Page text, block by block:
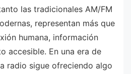
las tradicionales AM/FM
representan más que
humana, información
accesible. En una era de
radio sigue ofreciendo algo